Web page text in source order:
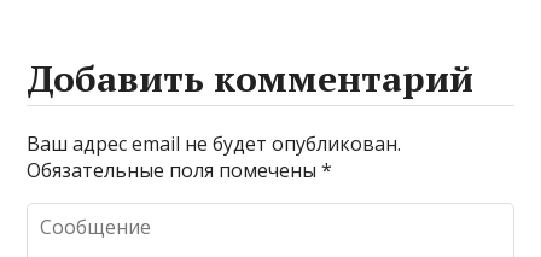
Добавить комментарий
Ваш адрес email не будет опубликован.
Обязательные поля помечены*